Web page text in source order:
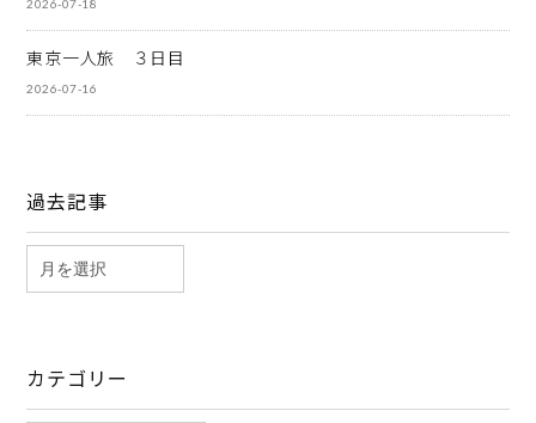
2026-07-18
東京一人旅 ３日目
2026-07-16
過去記事
カテゴリー